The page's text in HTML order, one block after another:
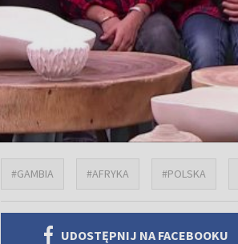
#GAMBIA #AFRYKA #POLSKA
UDOSTĘPNIJ NA FACEBOOKU